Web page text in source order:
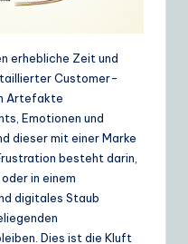
erhebliche Zeit und
Customer-
Artefakte
Emotionen und
dieser mit einer Marke
besteht darin,
in einem
digitales Staub
Dies ist die Kluft